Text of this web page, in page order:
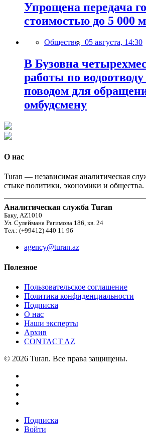
Упрощена передача
стоимостью до 5 000
Общество, 05 августа, 14:30
В Бузовна
работы по
поводом для
омбудсмену
О нас
Turan — независимая аналитическая
стыке политики, экономики и общества.
Аналитическая служба Turan
Баку, AZ1010
Ул. Сулеймана Рагимова 186, кв. 24
Тел.: (+99412) 440 11 96
agency@turan.az
Полезное
Пользовательское соглашение
Политика конфиденциальности
Подписка
О нас
Наши эксперты
Архив
CONTACT AZ
© 2026 Turan. Все права защищены.
Подписка
Войти